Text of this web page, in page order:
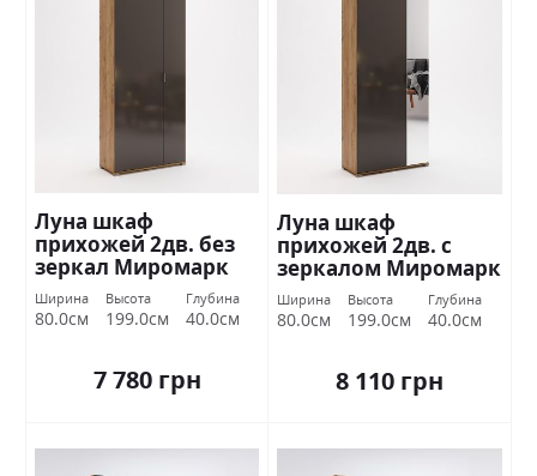
Луна шкаф
прихожей 2дв. без
зеркал Миромарк
Ширина
80.0см
Высота
199.0см
Глубина
40.0см
7 780 грн
Луна шкаф
прихожей 2дв. с
зеркалом Миромарк
Ширина
80.0см
Высота
199.0см
Глубина
40.0см
8 110 грн